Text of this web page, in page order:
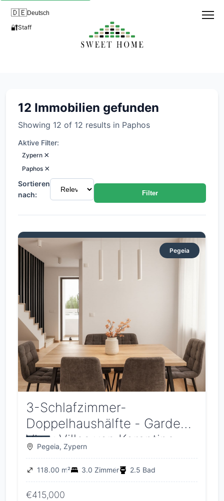
🇩🇪Deutsch
🔐Staff
12 Immobilien gefunden
Showing 12 of 12 results in Paphos
Aktive Filter:
Zypern ×
Paphos ×
Sortieren
nach:
Filter
Pegeia
3-Schlafzimmer-
Doppelhaushälfte - Gardens
View Villas von Korantina
Homes
Pegeia, Zypern
118.00 m² 3.0 Zimmer 2.5 Bad
€415,000